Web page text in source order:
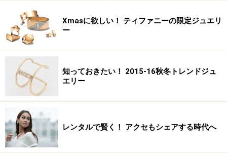
Xmasに欲しい！ ティファニーの限定ジュエリ
ー
知っておきたい！ 2015-16秋冬トレンドジュ
エリー
レンタルで賢く！ アクセもシェアする時代へ